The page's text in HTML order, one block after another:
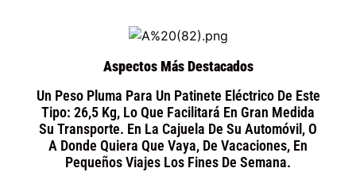
Aspectos Más Destacados
Un Peso Pluma Para Un Patinete Eléctrico De Este
Tipo: 26,5 Kg, Lo Que Facilitará En Gran Medida
Su Transporte. En La Cajuela De Su Automóvil, O
A Donde Quiera Que Vaya, De Vacaciones, En
Pequeños Viajes Los Fines De Semana.